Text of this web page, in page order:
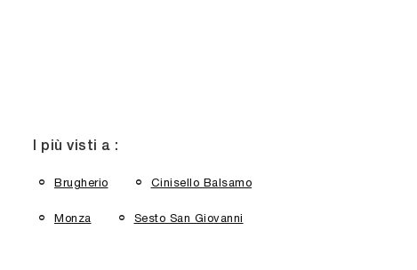
I più visti a :
Brugherio Cinisello Balsamo
Monza Sesto San Giovanni